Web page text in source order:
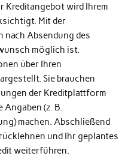
Kreditangebot wird Ihrem
Mit der
nach Absendung des
möglich ist.
über Ihren
Sie brauchen
der Kreditplattform
(z. B.
machen. Abschließend
und Ihr geplantes
weiterführen.